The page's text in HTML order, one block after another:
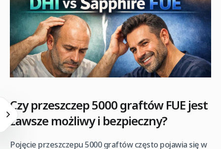
Czy przeszczep 5000 graftów FUE jest
zawsze możliwy i bezpieczny?
Pojęcie przeszczepu 5000 graftów często pojawia się w